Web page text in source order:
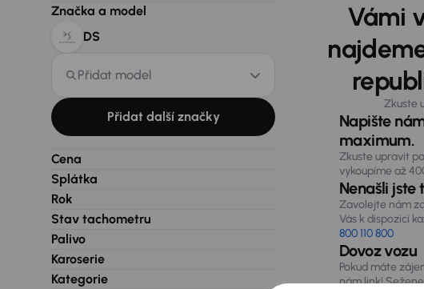
Značka a model
DS
Přidat model
Přidat další značky
Cena
Splátka
Rok
Stav tachometru
Palivo
Karoserie
Kategorie
Vámi
Zkuste
Napište
maximum.
Zkuste upravit
vykoupíme až
Nenašli jste
Zavolejte nám
Vás k dispozici
800 110 800
Dovoz vozu
Pokud máte
nám link!